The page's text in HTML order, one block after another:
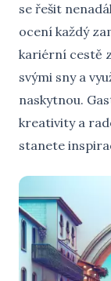
se řešit
ocení každý
kariérní cestě
svými sny a
naskytnou.
kreativity a
stanete